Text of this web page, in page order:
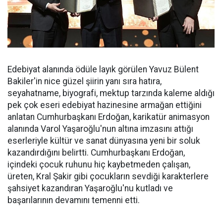
Edebiyat alanında ödüle layık görülen Yavuz Bülent
Bakiler'in nice güzel şiirin yanı sıra hatıra,
seyahatname, biyografi, mektup tarzında kaleme aldığı
pek çok eseri edebiyat hazinesine armağan ettiğini
anlatan Cumhurbaşkanı Erdoğan, karikatür animasyon
alanında Varol Yaşaroğlu'nun altına imzasını attığı
eserleriyle kültür ve sanat dünyasına yeni bir soluk
kazandırdığını belirtti. Cumhurbaşkanı Erdoğan,
içindeki çocuk ruhunu hiç kaybetmeden çalışan,
üreten, Kral Şakir gibi çocukların sevdiği karakterlere
şahsiyet kazandıran Yaşaroğlu'nu kutladı ve
başarılarının devamını temenni etti.